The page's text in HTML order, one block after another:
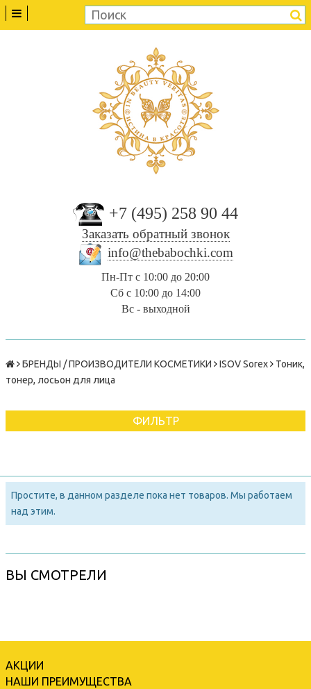
+7 (495) 258 90 44
Заказать обратный звонок
info@thebabochki.com
Пн-Пт с 10:00 до 20:00
Сб с 10:00 до 14:00
Вс - выходной
БРЕНДЫ / ПРОИЗВОДИТЕЛИ КОСМЕТИКИ ISOV Sorex
Тоник,
тонер, лосьон для лица
ФИЛЬТР
Простите, в данном разделе пока нет товаров. Мы работаем
над этим.
ВЫ СМОТРЕЛИ
АКЦИИ
НАШИ ПРЕИМУЩЕСТВА